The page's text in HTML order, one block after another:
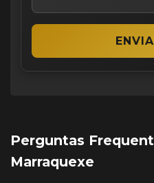
Perguntas
Marraquexe